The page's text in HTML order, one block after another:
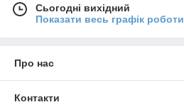
Сьогодні вихідний
Показати весь графік роботи
Про нас
Контакти